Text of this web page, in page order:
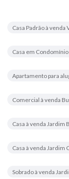
Casa Padrão à venda
Casa em
Apartamento para
Comercial à venda
Casa à venda Jardim
Casa à venda Jardim
Sobrado à venda